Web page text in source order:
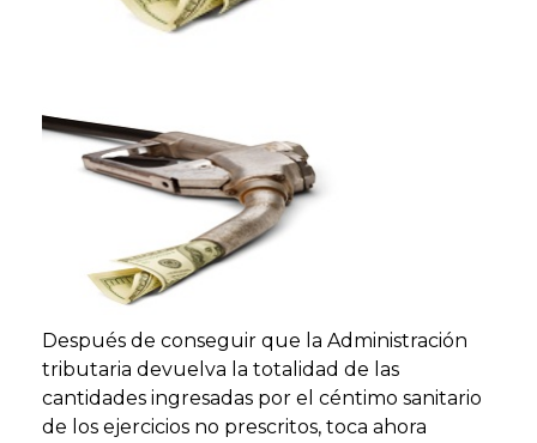
Después de conseguir que la Administración
tributaria devuelva la totalidad de las
cantidades ingresadas por el céntimo sanitario
de los ejercicios no prescritos, toca ahora